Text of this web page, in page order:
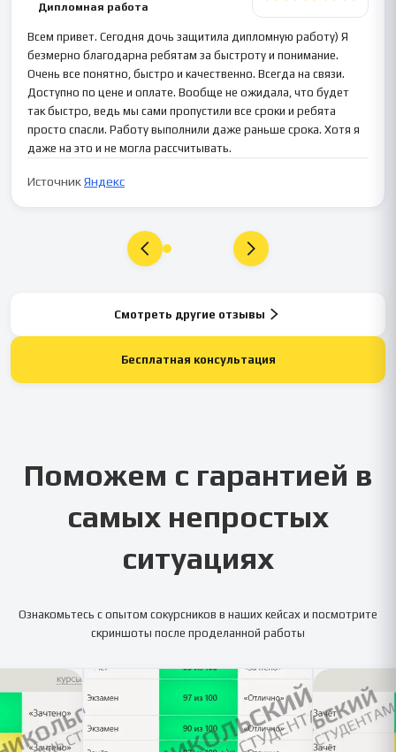
Дипломная работа
Всем привет. Сегодня дочь защитила дипломную работу) Я
безмерно благодарна ребятам за быстроту и понимание.
Очень все понятно, быстро и качественно. Всегда на связи.
Доступно по цене и оплате. Вообще не ожидала, что будет
так быстро, ведь мы сами пропустили все сроки и ребята
просто спасли. Работу выполнили даже раньше срока. Хотя я
даже на это и не могла рассчитывать.
ИсточникЯндекс
Смотреть другие отзывы
Бесплатная консультация
Поможем с гарантией в
самых непростых
ситуациях
Ознакомьтесь с опытом сокурсников в наших кейсах и посмотрите
скриншоты после проделанной работы